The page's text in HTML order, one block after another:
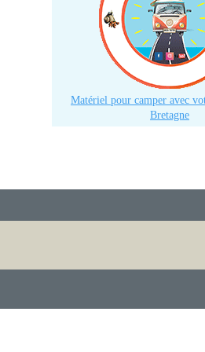
Matériel pour camper avec
Bretagne